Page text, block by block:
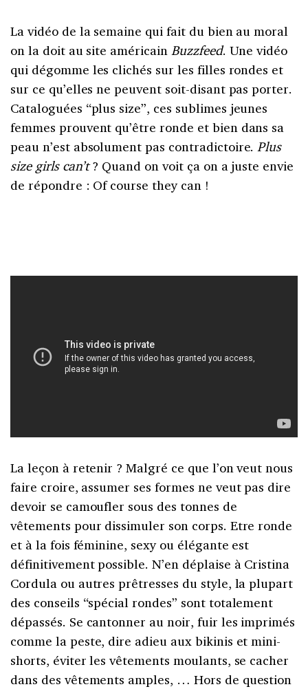
La vidéo de la semaine qui fait du bien au moral
on la doit au site américain Buzzfeed. Une vidéo
qui dégomme les clichés sur les filles rondes et
sur ce qu’elles ne peuvent soit-disant pas porter.
Cataloguées “plus size”, ces sublimes jeunes
femmes prouvent qu’être ronde et bien dans sa
peau n’est absolument pas contradictoire. Plus
size girls can’t? Quand on voit ça on a juste envie
de répondre : Of course they can !
La leçon à retenir ? Malgré ce que l’on veut nous
faire croire, assumer ses formes ne veut pas dire
devoir se camoufler sous des tonnes de
vêtements pour dissimuler son corps. Etre ronde
et à la fois féminine, sexy ou élégante est
définitivement possible. N’en déplaise à Cristina
Cordula ou autres prêtresses du style, la plupart
des conseils “spécial rondes” sont totalement
dépassés. Se cantonner au noir, fuir les imprimés
comme la peste, dire adieu aux bikinis et mini-
shorts, éviter les vêtements moulants, se cacher
dans des vêtements amples, … Hors de question